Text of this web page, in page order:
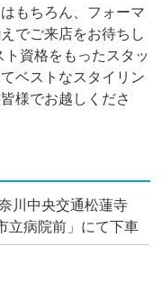
もちろん、フォーマ
でご来店をお待ちし
資格をもったスタッ
ベストなスタイリン
様でお越しくださ
川中央交通松蓮寺
立病院前」にて下車